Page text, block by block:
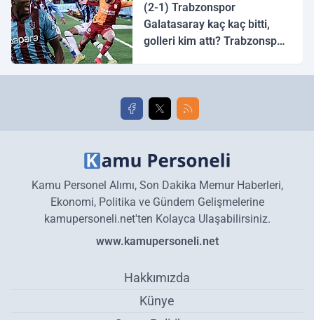
(2-1) Trabzonspor
Galatasaray kaç kaç bitti,
golleri kim attı? Trabzonspor
golleri!
Kamu Personel Alımı, Son Dakika Memur Haberleri,
Ekonomi, Politika ve Gündem Gelişmelerine
kamupersoneli.net'ten Kolayca Ulaşabilirsiniz.
www.kamupersoneli.net
Hakkımızda
Künye